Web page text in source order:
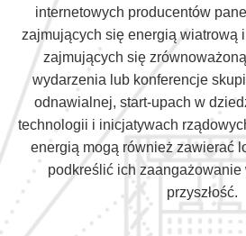
internetowych producentów
zajmujących się energią wiatrową
zajmujących się
wydarzenia lub konferencje
odnawialnej, start-upach w
technologii i inicjatywach
energią mogą również zawierać
podkreślić ich zaangażowanie
przyszłość.